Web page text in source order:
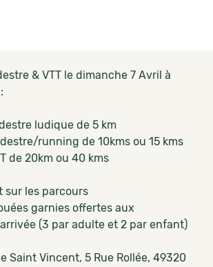
& VTT le dimanche 7 Avril à
ludique de 5 km
running de 10kms ou 15 kms
de 20km ou 40 kms
sur les parcours
garnies offertes aux
(3 par adulte et 2 par enfant)
Saint Vincent, 5 Rue Rollée, 49320